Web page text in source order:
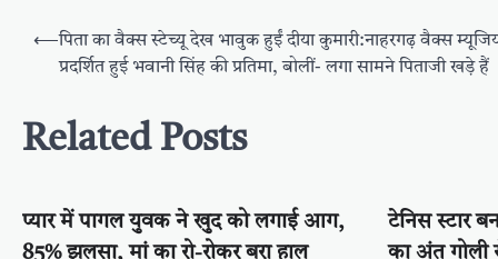
Post
navigation
⟵पिता का वैक्स स्टेच्यू देख भावुक हुईं दीया कुमारी:नाहरगढ़ वैक्स
प्रदर्शित हुई भवानी सिंह की प्रतिमा, बोलीं- लगा सामने पिताजी खड़े हैं
Related Posts
प्यार में पागल युवक ने खुद को लगाई आग,
85% झुलसा, मां का रो-रोकर बुरा हाल
टेनिस स्टार
का अंत गोली